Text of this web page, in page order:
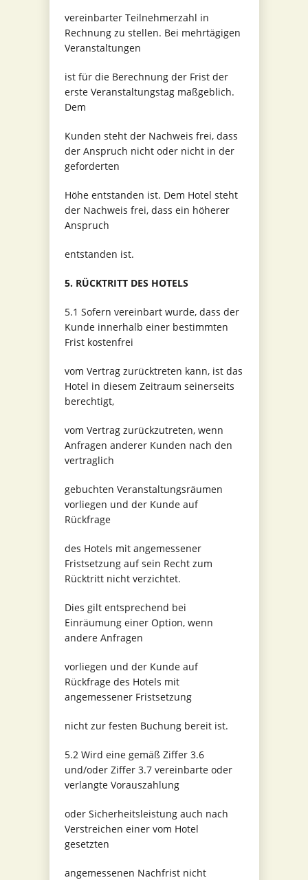
vereinbarter Teilnehmerzahl in
Rechnung zu stellen. Bei mehrtägigen
Veranstaltungen
ist für die Berechnung der Frist der
erste Veranstaltungstag maßgeblich.
Dem
Kunden steht der Nachweis frei, dass
der Anspruch nicht oder nicht in der
geforderten
Höhe entstanden ist. Dem Hotel steht
der Nachweis frei, dass ein höherer
Anspruch
entstanden ist.
5. RÜCKTRITT DES HOTELS
5.1 Sofern vereinbart wurde, dass der
Kunde innerhalb einer bestimmten
Frist kostenfrei
vom Vertrag zurücktreten kann, ist das
Hotel in diesem Zeitraum seinerseits
berechtigt,
vom Vertrag zurückzutreten, wenn
Anfragen anderer Kunden nach den
vertraglich
gebuchten Veranstaltungsräumen
vorliegen und der Kunde auf
Rückfrage
des Hotels mit angemessener
Fristsetzung auf sein Recht zum
Rücktritt nicht verzichtet.
Dies gilt entsprechend bei
Einräumung einer Option, wenn
andere Anfragen
vorliegen und der Kunde auf
Rückfrage des Hotels mit
angemessener Fristsetzung
nicht zur festen Buchung bereit ist.
5.2 Wird eine gemäß Ziffer 3.6
und/oder Ziffer 3.7 vereinbarte oder
verlangte Vorauszahlung
oder Sicherheitsleistung auch nach
Verstreichen einer vom Hotel
gesetzten
angemessenen Nachfrist nicht